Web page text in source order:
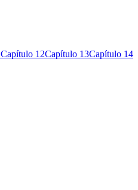
Capítulo 12Capítulo 13Capítulo 14